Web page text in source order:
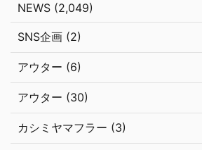
NEWS (2,049)
SNS企画 (2)
アウター (6)
アウター (30)
カシミヤマフラー (3)